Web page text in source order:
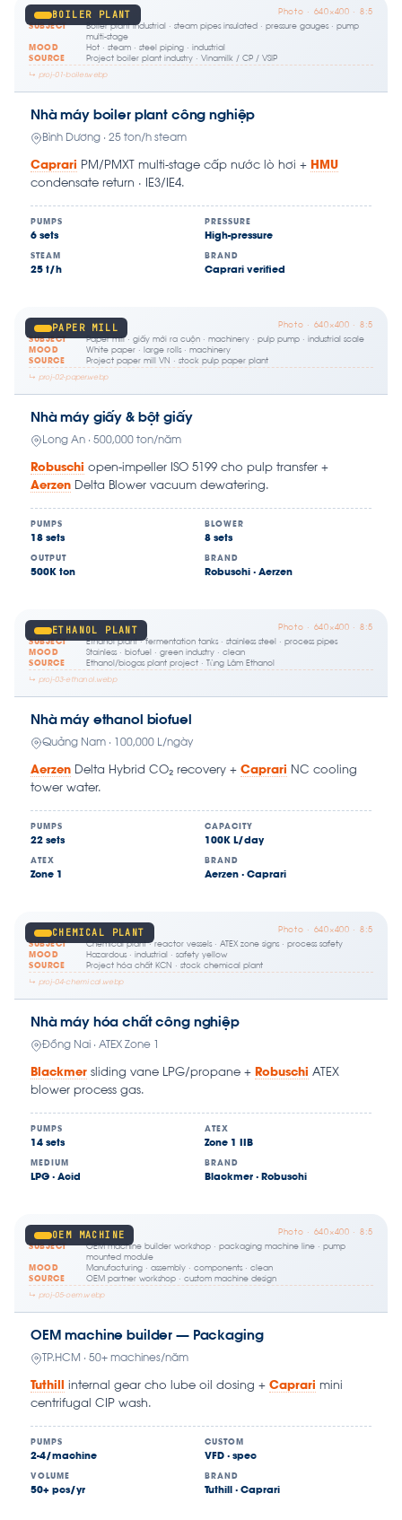
BOILER PLANT Photo · 640×400 · 8:5
SUBJECT
Boiler plant industrial · steam pipes insulated · pressure gauges · pump
multi-stage
MOOD
Hot · steam · steel piping · industrial
SOURCE
Project boiler plant industry · Vinamilk / CP / VSIP
↳ proj-01-boiler.webp
Nhà máy boiler plant công nghiệp
Bình Dương · 25 ton/h steam
Caprari PM/PMXT multi-stage cấp nước lò hơi + HMU
condensate return · IE3/IE4.
PUMPS
6 sets
PRESSURE
High-pressure
STEAM
25 t/h
BRAND
Caprari verified
PAPER MILL Photo · 640×400 · 8:5
SUBJECT
Paper mill · giấy mới ra cuộn · machinery · pulp pump · industrial scale
MOOD
White paper · large rolls · machinery
SOURCE
Project paper mill VN · stock pulp paper plant
↳ proj-02-paper.webp
Nhà máy giấy & bột giấy
Long An · 500,000 ton/năm
Robuschi open-impeller ISO 5199 cho pulp transfer +
Aerzen Delta Blower vacuum dewatering.
PUMPS
18 sets
BLOWER
8 sets
OUTPUT
500K ton
BRAND
Robuschi · Aerzen
ETHANOL PLANT Photo · 640×400 · 8:5
SUBJECT
Ethanol plant · fermentation tanks · stainless steel · process pipes
MOOD
Stainless · biofuel · green industry · clean
SOURCE
Ethanol/biogas plant project · Tùng Lâm Ethanol
↳ proj-03-ethanol.webp
Nhà máy ethanol biofuel
Quảng Nam · 100,000 L/ngày
Aerzen Delta Hybrid CO₂ recovery + Caprari NC cooling
tower water.
PUMPS
22 sets
CAPACITY
100K L/day
ATEX
Zone 1
BRAND
Aerzen · Caprari
CHEMICAL PLANT Photo · 640×400 · 8:5
SUBJECT
Chemical plant · reactor vessels · ATEX zone signs · process safety
MOOD
Hazardous · industrial · safety yellow
SOURCE
Project hóa chất KCN · stock chemical plant
↳ proj-04-chemical.webp
Nhà máy hóa chất công nghiệp
Đồng Nai · ATEX Zone 1
Blackmer sliding vane LPG/propane + Robuschi ATEX
blower process gas.
PUMPS
14 sets
ATEX
Zone 1 IIB
MEDIUM
LPG · Acid
BRAND
Blackmer · Robuschi
OEM MACHINE Photo · 640×400 · 8:5
SUBJECT
OEM machine builder workshop · packaging machine line · pump
mounted module
MOOD
Manufacturing · assembly · components · clean
SOURCE
OEM partner workshop · custom machine design
↳ proj-05-oem.webp
OEM machine builder — Packaging
TP.HCM · 50+ machines/năm
Tuthill internal gear cho lube oil dosing + Caprari mini
centrifugal CIP wash.
PUMPS
2-4/machine
CUSTOM
VFD · spec
VOLUME
50+ pcs/yr
BRAND
Tuthill · Caprari